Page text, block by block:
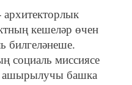
архитекторлык
кешеләр өчен
билгеләнеше.
социаль миссиясе
ашырылучы башка